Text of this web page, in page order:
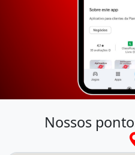
Nossos